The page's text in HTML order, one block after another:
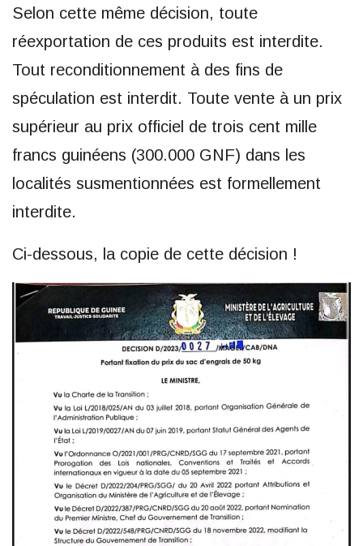
Selon cette même décision, toute
réexportation de ces produits est interdite.
Tout reconditionnement à des fins de
spéculation est interdit. Toute vente à un prix
supérieur au prix officiel de trois cent mille
francs guinéens (300.000 GNF) dans les
localités susmentionnées est formellement
interdite.
Ci-dessous, la copie de cette décision !